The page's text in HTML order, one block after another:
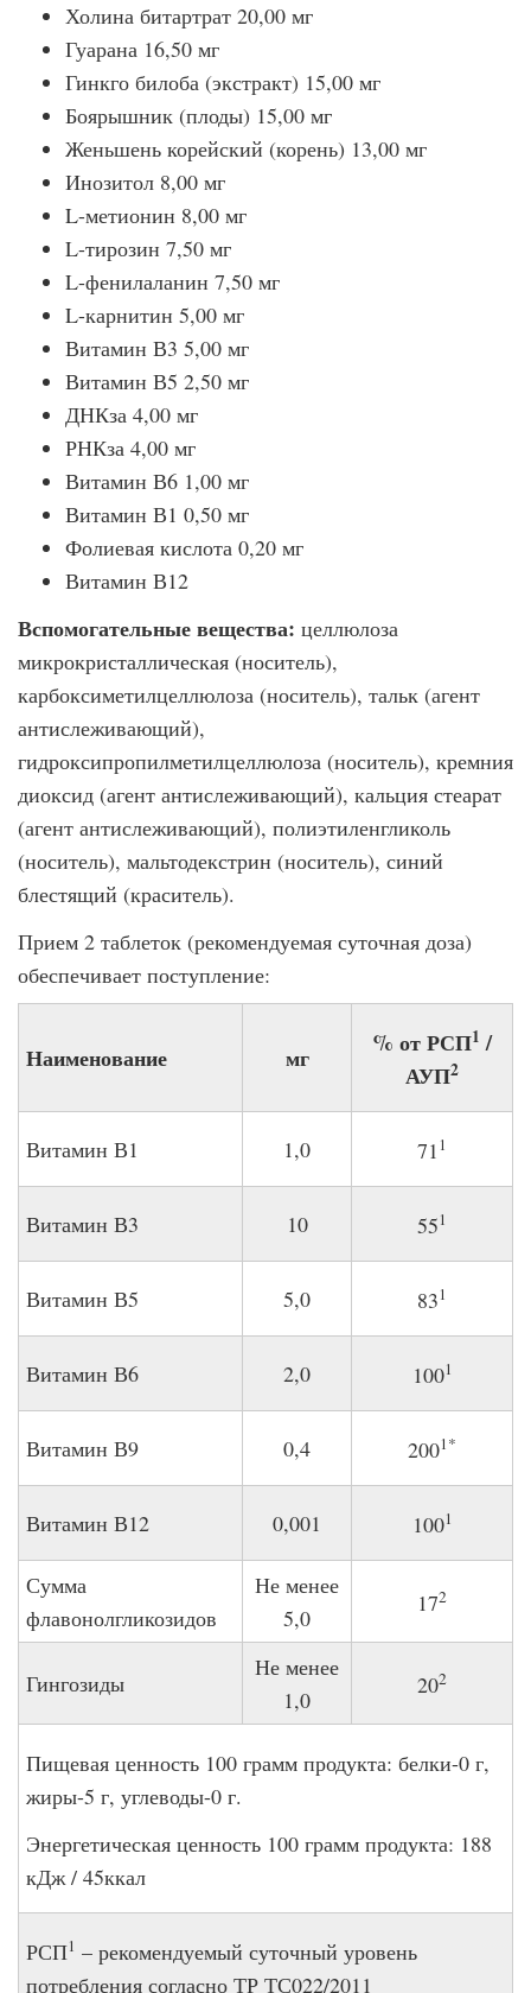
Холина битартрат 20,00 мг
Гуарана 16,50 мг
Гинкго билоба (экстракт) 15,00 мг
Боярышник (плоды) 15,00 мг
Женьшень корейский (корень) 13,00 мг
Инозитол 8,00 мг
L-метионин 8,00 мг
L-тирозин 7,50 мг
L-фенилаланин 7,50 мг
L-карнитин 5,00 мг
Витамин В3 5,00 мг
Витамин В5 2,50 мг
ДНКза 4,00 мг
РНКза 4,00 мг
Витамин В6 1,00 мг
Витамин В1 0,50 мг
Фолиевая кислота 0,20 мг
Витамин В12
Вспомогательные вещества: целлюлоза
микрокристаллическая (носитель),
карбоксиметилцеллюлоза (носитель), тальк (агент
антислеживающий),
гидроксипропилметилцеллюлоза (носитель), кремния
диоксид (агент антислеживающий), кальция стеарат
(агент антислеживающий), полиэтиленгликоль
(носитель), мальтодекстрин (носитель), синий
блестящий (краситель).
Прием 2 таблеток (рекомендуемая суточная доза)
обеспечивает поступление:
Наименование мг % от РСП1 /
АУП2
Витамин В1 1,0 71 1
Витамин В3 10 551
Витамин В5 5,0 831
Витамин В6 2,0 1001
Витамин В9 0,4 2001*
Витамин В12 0,001 1001
Сумма
флавонолгликозидов
Не менее
5,0
172
Гингозиды
Не менее
1,0
202
Пищевая ценность 100 грамм продукта: белки-0 г,
жиры-5 г, углеводы-0 г.
Энергетическая ценность 100 грамм продукта: 188
кДж / 45ккал
РСП1 – рекомендуемый суточный уровень
потребления согласно ТР ТС022/2011